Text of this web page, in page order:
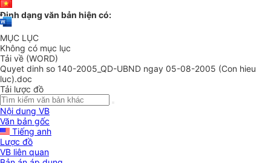
Định dạng văn bản hiện có:
MỤC LỤC
Không có mục lục
Tải về (WORD)
Quyet dinh so 140-2005_QD-UBND ngay 05-08-2005 (Con hieu
luc).doc
Tải lược đồ
Nội dung VB
Văn bản gốc
Tiếng anh
Lược đồ
VB liên quan